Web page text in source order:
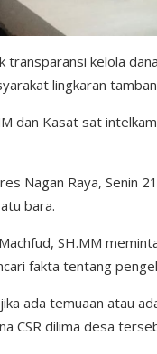
transparansi kelola
lingkaran
dan Kasat sat
Nagan Raya, Senin
bara.
SH.MM
fakta tentang
ada temuaan atau
CSR dilima desa